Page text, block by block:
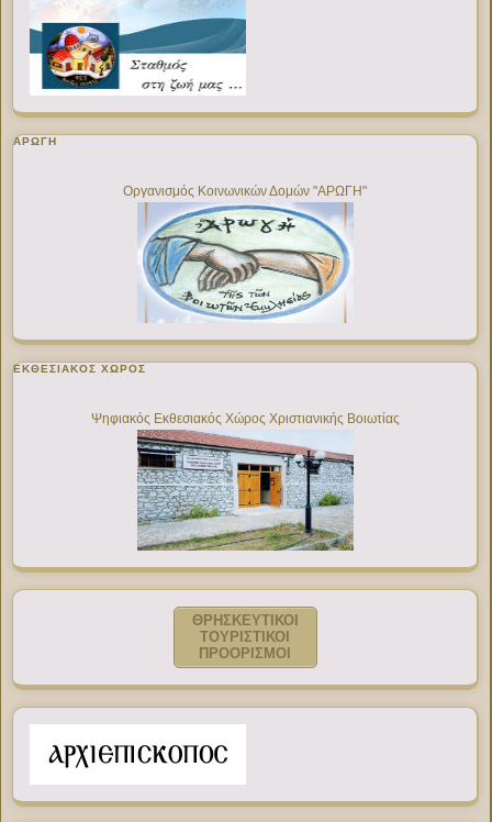
ΑΡΩΓΗ
Οργανισμός Κοινωνικών Δομών "ΑΡΩΓΗ"
ΕΚΘΕΣΙΑΚΌΣ ΧΏΡΟΣ
Ψηφιακός Εκθεσιακός Χώρος Χριστιανικής Βοιωτίας
ΘΡΗΣΚΕΥΤΙΚΟΙ
ΤΟΥΡΙΣΤΙΚΟΙ
ΠΡΟΟΡΙΣΜΟΙ